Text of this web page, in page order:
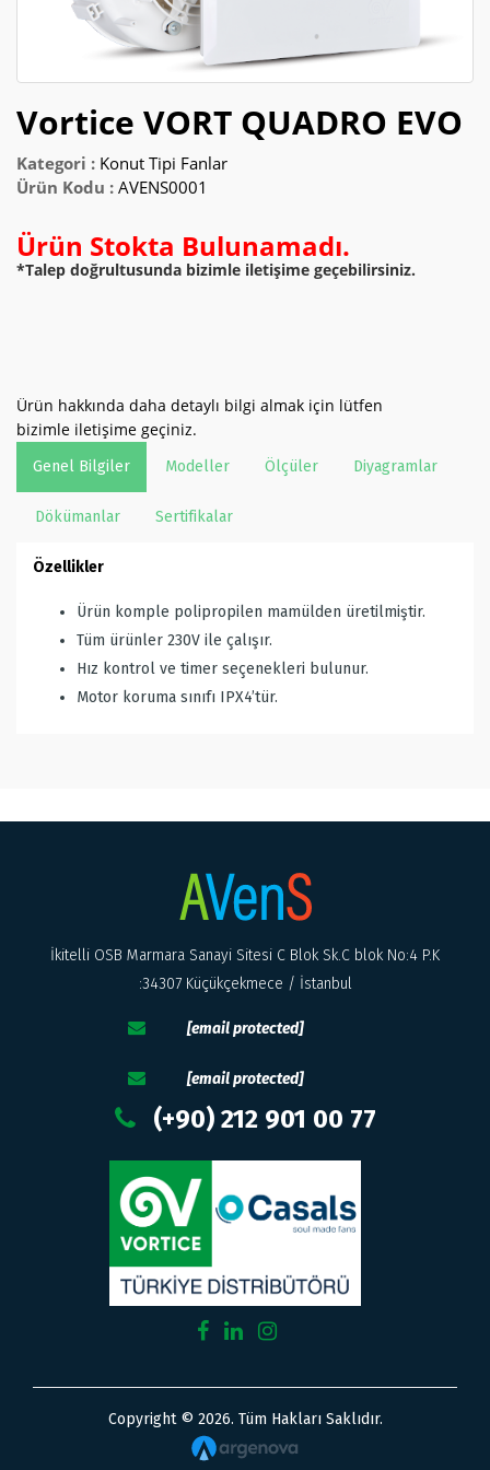
Vortice VORT QUADRO EVO
Kategori : Konut Tipi Fanlar
Ürün Kodu : AVENS0001
Ürün Stokta Bulunamadı.
*Talep doğrultusunda bizimle iletişime geçebilirsiniz.
Ürün hakkında daha detaylı bilgi almak için lütfen
bizimle iletişime geçiniz.
Genel Bilgiler Modeller Ölçüler Diyagramlar
Dökümanlar Sertifikalar
Özellikler
Ürün komple polipropilen mamülden üretilmiştir.
Tüm ürünler 230V ile çalışır.
Hız kontrol ve timer seçenekleri bulunur.
Motor koruma sınıfı IPX4’tür.
İkitelli OSB Marmara Sanayi Sitesi C Blok Sk.C blok No:4 P.K
:34307 Küçükçekmece / İstanbul
[email protected]
[email protected]
(+90) 212 901 00 77
Copyright © 2026. Tüm Hakları Saklıdır.